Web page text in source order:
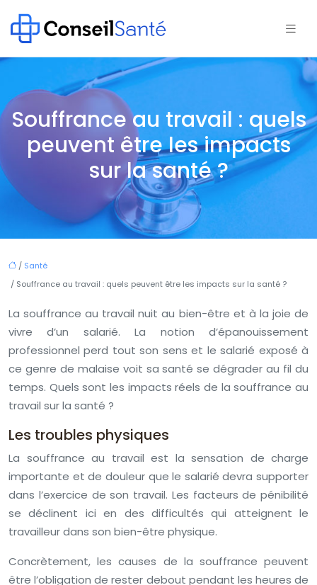
Souffrance au travail : quels
peuvent être les impacts
sur la santé ?
/ Santé
/ Souffrance au travail : quels peuvent être les impacts sur la santé ?
La souffrance au travail nuit au bien-être et à la joie de
vivre d’un salarié. La notion d’épanouissement
professionnel perd tout son sens et le salarié exposé à
ce genre de malaise voit sa santé se dégrader au fil du
temps. Quels sont les impacts réels de la souffrance au
travail sur la santé ?
Les troubles physiques
La souffrance au travail est la sensation de charge
importante et de douleur que le salarié devra supporter
dans l’exercice de son travail. Les facteurs de pénibilité
se déclinent ici en des difficultés qui atteignent le
travailleur dans son bien-être physique.
Concrètement, les causes de la souffrance peuvent
être l’obligation de rester debout pendant les heures de